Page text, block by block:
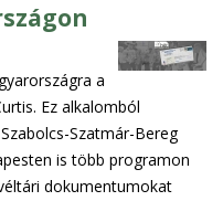
a
Ez alkalomból
Szatmár-Bereg
is több programon
dokumentumokat